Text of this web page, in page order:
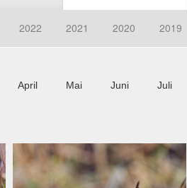
2022 2021 2020 2019
April Mai Juni Juli